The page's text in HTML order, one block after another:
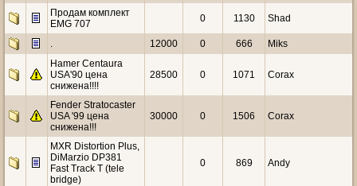
Продам комплект
EMG 707
0 1130 Shad
. 12000 0 666
Miks
Hamer Centaura
USA'90 цена
снижена!!!!
28500 0 1071 Corax
Fender Stratocaster
USA '99 цена
снижена!!!
30000 0 1506 Corax
MXR Distortion Plus,
DiMarzio DP381
Fast Track T (tele
bridge)
0 869 Andy